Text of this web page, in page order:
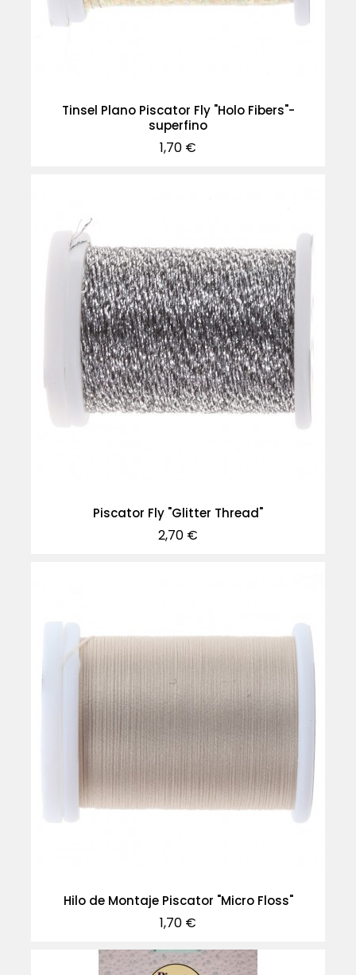
Tinsel Plano Piscator Fly "Holo Fibers"-
superfino
Precio
1,70 €
Piscator Fly "Glitter Thread"
Precio
2,70 €
Hilo de Montaje Piscator "Micro Floss"
Precio
1,70 €